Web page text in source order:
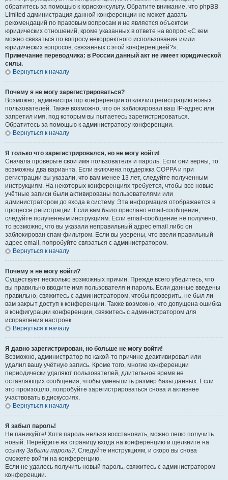
обратитесь за помощью к юрисконсульту. Обратите внимание, что phpBB
Limited администрация данной конференции не может давать
рекомендаций по правовым вопросам и не является объектом
юридических отношений, кроме указанных в ответе на вопрос «С кем
можно связаться по вопросу некорректного использования и/или
юридических вопросов, связанных с этой конференцией?».
Примечание переводчика: в России данный акт не имеет юридической
силы.
Вернуться к началу
Почему я не могу зарегистрироваться?
Возможно, администратор конференции отключил регистрацию новых
пользователей. Также возможно, что он заблокировал ваш IP-адрес или
запретил имя, под которым вы пытаетесь зарегистрироваться.
Обратитесь за помощью к администратору конференции.
Вернуться к началу
Я только что зарегистрировался, но не могу войти!
Сначала проверьте свои имя пользователя и пароль. Если они верны, то
возможны два варианта. Если включена поддержка COPPA и при
регистрации вы указали, что вам менее 13 лет, следуйте полученным
инструкциям. На некоторых конференциях требуется, чтобы все новые
учётные записи были активированы пользователями или
администратором до входа в систему. Эта информация отображается в
процессе регистрации. Если вам было прислано email-сообщение,
следуйте полученным инструкциям. Если email-сообщение не получено,
то возможно, что вы указали неправильный адрес email либо он
заблокирован спам-фильтром. Если вы уверены, что ввели правильный
адрес email, попробуйте связаться с администратором.
Вернуться к началу
Почему я не могу войти?
Существует несколько возможных причин. Прежде всего убедитесь, что
вы правильно вводите имя пользователя и пароль. Если данные введены
правильно, свяжитесь с администратором, чтобы проверить, не был ли
вам закрыт доступ к конференции. Также возможно, что допущена ошибка
в конфигурации конференции, свяжитесь с администратором для
исправления настроек.
Вернуться к началу
Я давно зарегистрирован, но больше не могу войти!
Возможно, администратор по какой-то причине деактивировал или
удалил вашу учётную запись. Кроме того, многие конференции
периодически удаляют пользователей, длительное время не
оставляющих сообщения, чтобы уменьшить размер базы данных. Если
это произошло, попробуйте зарегистрироваться снова и активнее
участвовать в дискуссиях.
Вернуться к началу
Я забыл пароль!
Не паникуйте! Хотя пароль нельзя восстановить, можно легко получить
новый. Перейдите на страницу входа на конференцию и щёлкните на
ссылку Забыли пароль?. Следуйте инструкциям, и скоро вы снова
сможете войти на конференцию.
Если не удалось получить новый пароль, свяжитесь с администратором
конференции.